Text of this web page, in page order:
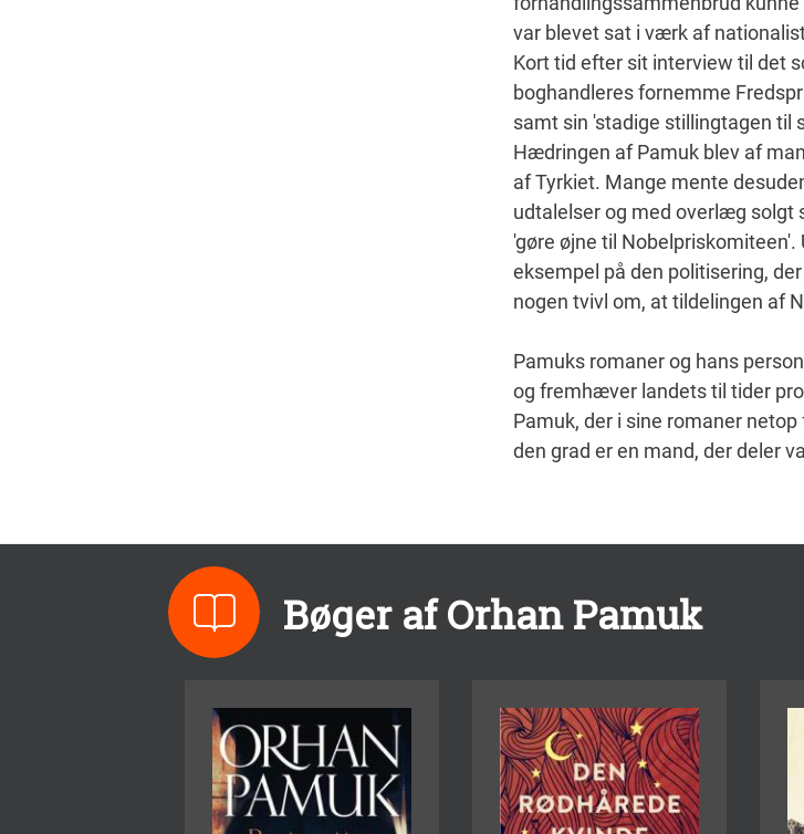
var blevet sat i værk af
Kort tid efter sit interview til det
boghandleres fornemme
samt sin 'stadige stillingtagen til
Hædringen af Pamuk blev af
af Tyrkiet. Mange mente
udtalelser og med overlæg
'gøre øjne til
eksempel på den politisering,
nogen tvivl om, at tildelingen af
Pamuks romaner og hans
og fremhæver landets til tider
Pamuk, der i sine romaner
den grad er en mand, der deler
Bøger af Orhan Pamuk